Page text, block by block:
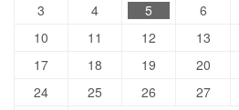
3
4 5 6
10
11 12 13
17
18 19 20
24
25 26 27